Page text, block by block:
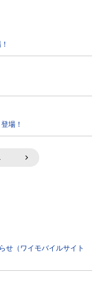
場！
せ（ワイモバイルサイト